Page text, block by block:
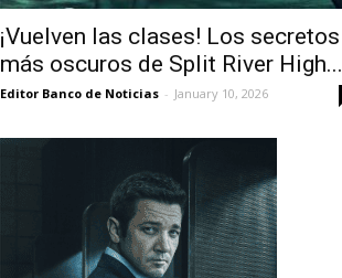
¡Vuelven las clases! Los secretos
más oscuros de Split River High...
Editor Banco de Noticias - January 10, 2026